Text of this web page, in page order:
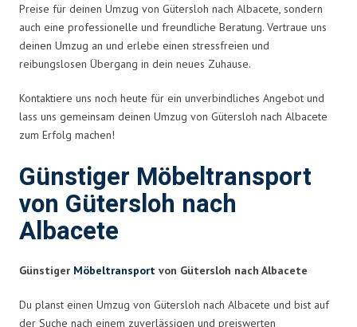
Preise für deinen Umzug von Gütersloh nach Albacete, sondern
auch eine professionelle und freundliche Beratung. Vertraue uns
deinen Umzug an und erlebe einen stressfreien und
reibungslosen Übergang in dein neues Zuhause.
Kontaktiere uns noch heute für ein unverbindliches Angebot und
lass uns gemeinsam deinen Umzug von Gütersloh nach Albacete
zum Erfolg machen!
Günstiger Möbeltransport
von Gütersloh nach
Albacete
Günstiger Möbeltransport von Gütersloh nach Albacete
Du planst einen Umzug von Gütersloh nach Albacete und bist auf
der Suche nach einem zuverlässigen und preiswerten